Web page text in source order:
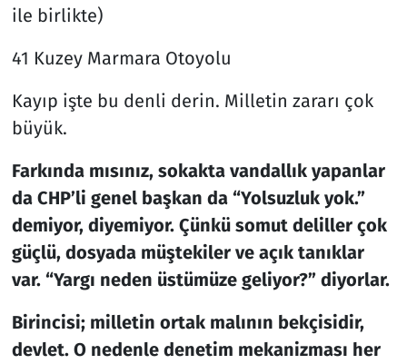
ile birlikte)
41 Kuzey Marmara Otoyolu
Kayıp işte bu denli derin. Milletin zararı çok
büyük.
Farkında mısınız, sokakta vandallık yapanlar
da CHP’li genel başkan da “Yolsuzluk yok.”
demiyor, diyemiyor. Çünkü somut deliller çok
güçlü, dosyada müştekiler ve açık tanıklar
var. “Yargı neden üstümüze geliyor?” diyorlar.
Birincisi; milletin ortak malının bekçisidir,
devlet. O nedenle denetim mekanizması her